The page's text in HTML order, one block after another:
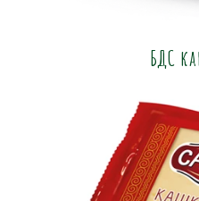
БДС